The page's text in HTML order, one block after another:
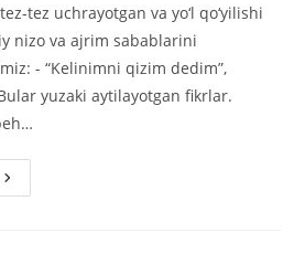
tez uchrayotgan va yo‘l qo‘yilishi
nizo va ajrim sabablarini
- “Kelinimni qizim dedim”,
yuzaki aytilayotgan fikrlar.
Kundalik